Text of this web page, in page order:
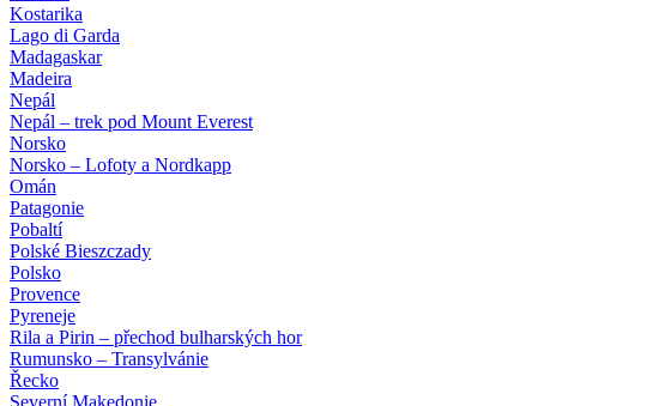
Kostarika
Lago di Garda
Madagaskar
Madeira
Nepál
Nepál – trek pod Mount Everest
Norsko
Norsko – Lofoty a Nordkapp
Omán
Patagonie
Pobaltí
Polské Bieszczady
Polsko
Provence
Pyreneje
Rila a Pirin – přechod bulharských hor
Rumunsko – Transylvánie
Řecko
Severní Makedonie